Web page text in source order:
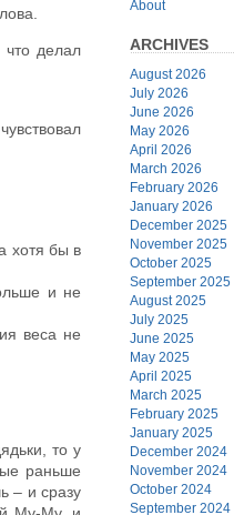
что делал
хотя бы в
и не
веса не
то у
раньше
– и сразу
About
ARCHIVES
August 2026
July 2026
June 2026
May 2026
April 2026
March 2026
February 2026
January 2026
December 2025
November 2025
October 2025
September 2025
August 2025
July 2025
June 2025
May 2025
April 2025
March 2025
February 2025
January 2025
December 2024
November 2024
October 2024
September 2024